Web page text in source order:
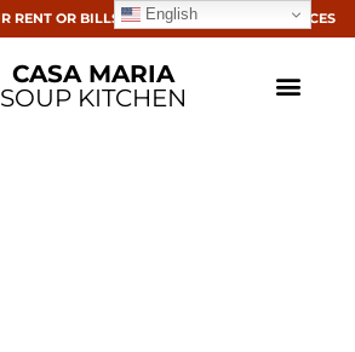
RENT OR BILLS? CLICK HERE FOR RESOURCES
CASA MARIA
SOUP KITCHEN
English